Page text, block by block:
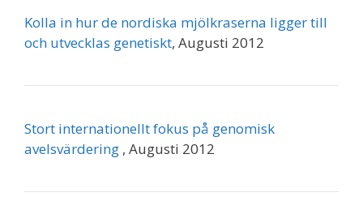
Kolla in hur de nordiska mjölkraserna ligger till
och utvecklas genetiskt, Augusti 2012
Stort internationellt fokus på genomisk
avelsvärdering , Augusti 2012